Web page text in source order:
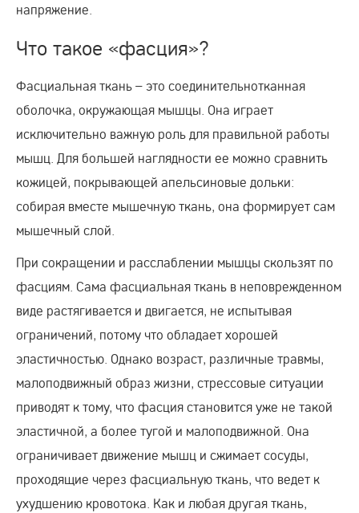
напряжение.
Что такое «фасция»?
Фасциальная ткань – это соединительнотканная
оболочка, окружающая мышцы. Она играет
исключительно важную роль для правильной работы
мышц. Для большей наглядности ее можно сравнить
кожицей, покрывающей апельсиновые дольки:
собирая вместе мышечную ткань, она формирует сам
мышечный слой.
При сокращении и расслаблении мышцы скользят по
фасциям. Сама фасциальная ткань в неповрежденном
виде растягивается и двигается, не испытывая
ограничений, потому что обладает хорошей
эластичностью. Однако возраст, различные травмы,
малоподвижный образ жизни, стрессовые ситуации
приводят к тому, что фасция становится уже не такой
эластичной, а более тугой и малоподвижной. Она
ограничивает движение мышц и сжимает сосуды,
проходящие через фасциальную ткань, что ведет к
ухудшению кровотока. Как и любая другая ткань,